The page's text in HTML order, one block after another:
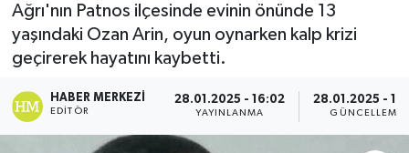
Ağrı'nın Patnos ilçesinde evinin önünde 13
yaşındaki Ozan Arin, oyun oynarken kalp krizi
geçirerek hayatını kaybetti.
HABER MERKEZI
EDITÖR
28.01.2025 - 16:02
YAYINLANMA
28.01.2025 -
GÜNCELLEME
Kültür & Sanat
Magazin
Tüm Manşetler
Son Dakika Haberleri
Haber Arşivi